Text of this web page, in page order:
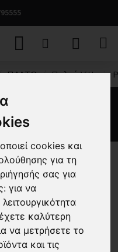
cookies και
για τη
σας για
για να
καλύτερη
να μετρήσετε το
και τις
ΠΑΛΤΟ Παλτό Vittorio
μαύρο